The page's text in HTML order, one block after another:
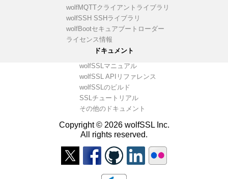
wolfMQTTクライアントライブラリ
wolfSSH SSHライブラリ
wolfBootセキュアブートローダー
ライセンス情報
ドキュメント
wolfSSLマニュアル
wolfSSL APIリファレンス
wolfSSLのビルド
SSLチュートリアル
その他のドキュメント
Copyright © 2026 wolfSSL Inc.
All rights reserved.